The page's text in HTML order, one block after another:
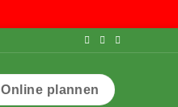
Online plannen